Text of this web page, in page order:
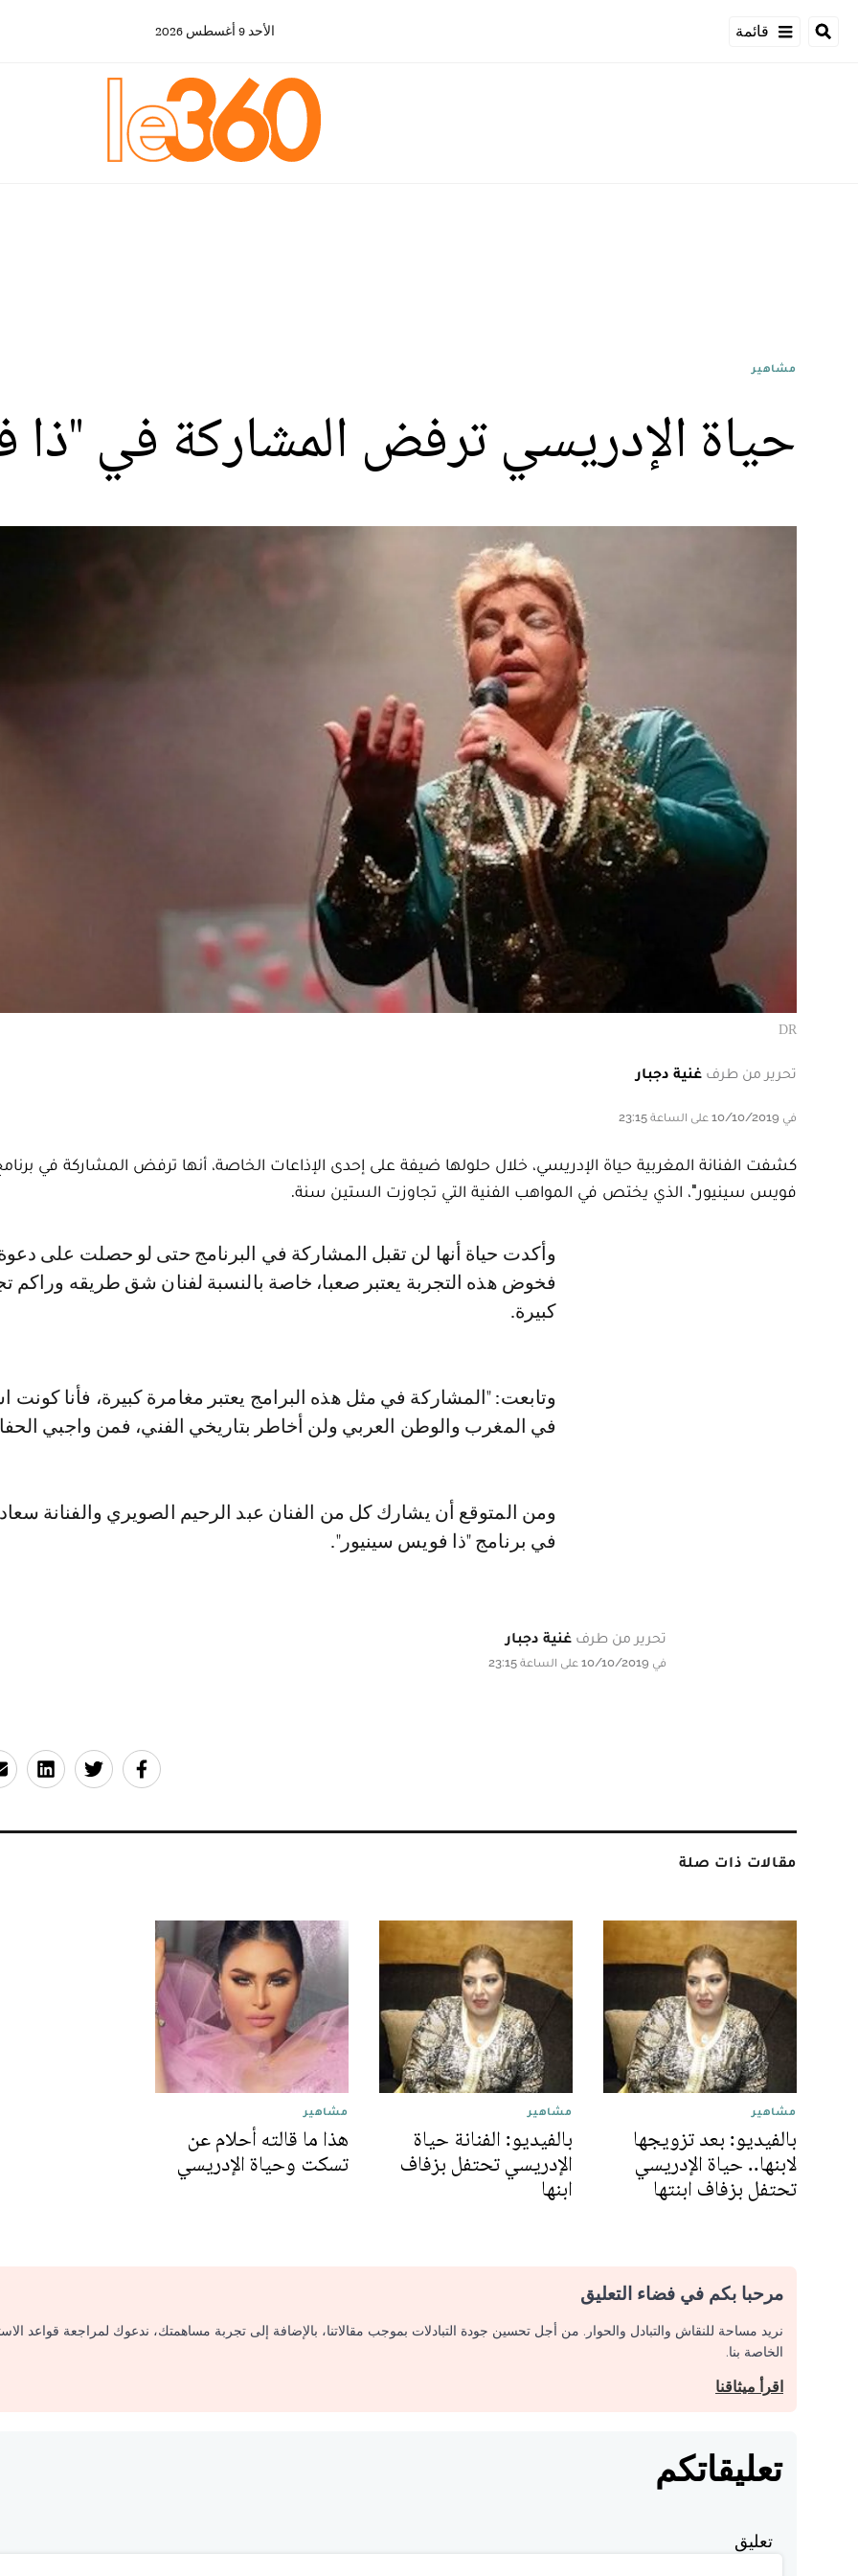
قائمة الأحد 9 أغسطس 2026
مشاهير
حياة الإدريسي ترفض المشاركة في
DR
تحرير من طرف غنية دجبار
في 10/10/2019 على الساعة 23:15
كشفت الفنانة المغربية حياة الإدريسي، خلال حلولها ضيفة على إحدى الإذاعات الخاصة، أنها ترفض المشاركة في
فويس سينيور"، الذي يختص في المواهب الفنية التي تجاوزت الستين سنة.
وأكدت حياة أنها لن تقبل المشاركة في البرنامج حتى لو حصلت على دعوة خاصة،
فخوض هذه التجربة يعتبر صعبا، خاصة بالنسبة لفنان شق طريقه وراكم
كبيرة.
وتابعت: "المشاركة في مثل هذه البرامج يعتبر مغامرة كبيرة، فأنا كونت
في المغرب والوطن العربي ولن أخاطر بتاريخي الفني، فمن واجبي
ومن المتوقع أن يشارك كل من الفنان عبد الرحيم الصويري والفنانة
في برنامج "ذا فويس سينيور".
تحرير من طرف غنية دجبار
في 10/10/2019 على الساعة 23:15
مقالات ذات صلة
مشاهير
بالفيديو: بعد تزويجها
لابنها.. حياة الإدريسي
تحتفل بزفاف ابنتها
مشاهير
بالفيديو: الفنانة حياة
الإدريسي تحتفل بزفاف
ابنها
مشاهير
هذا ما قالته أحلام عن
تسكت وحياة الإدريسي
مرحبا بكم في فضاء التعليق
نريد مساحة للنقاش والتبادل والحوار. من أجل تحسين جودة التبادلات بموجب مقالاتنا، بالإضافة إلى تجربة مساهمتك، ندعوك لمراجعة قواعد
الخاصة بنا.
اقرأ ميثاقنا
تعليقاتكم
تعليق